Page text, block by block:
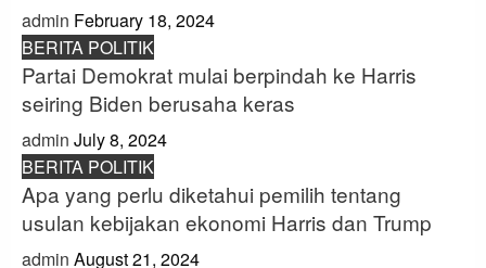
admin February 18, 2024
BERITA POLITIK
Partai Demokrat mulai berpindah ke Harris
seiring Biden berusaha keras
admin July 8, 2024
BERITA POLITIK
Apa yang perlu diketahui pemilih tentang
usulan kebijakan ekonomi Harris dan Trump
admin August 21, 2024